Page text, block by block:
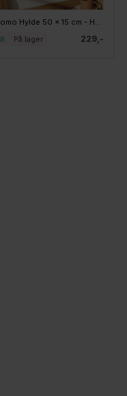
Como Hylde 50 x 15 cm - Hvid metal
229,-
På lager